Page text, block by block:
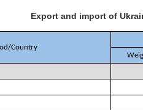
Export and import of
Country